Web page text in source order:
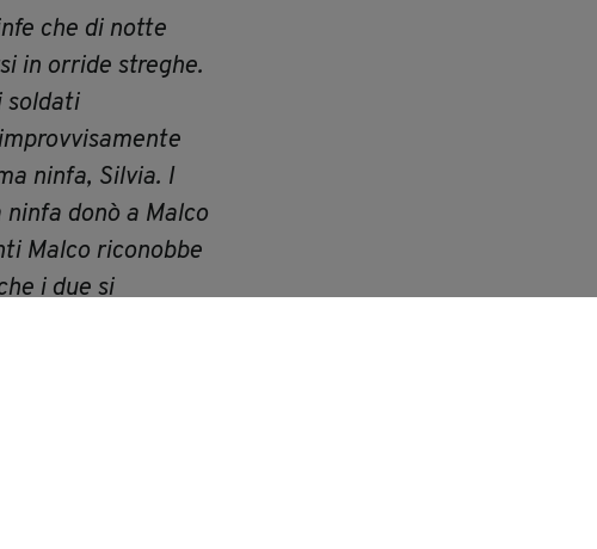
che di notte
in orride streghe.
soldati
ninfa, Silvia. I
donò a Malco
Malco riconobbe
i due si